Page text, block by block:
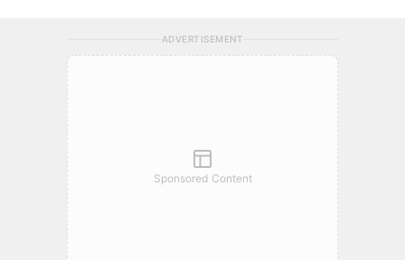
水，吃喝玩樂，以日誌分享生活中一切美好回憶！了解我們更多 F
acebook Page：www.facebook.com/sinmamaftm Email：
amaftm@gmail.com
ADVERTISEMENT
Sponsored Content